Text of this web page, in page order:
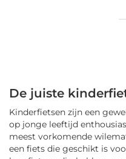
De juiste
Kinderfietsen zijn een
op jonge leeftijd
meest vorkomende
een fiets die geschikt is